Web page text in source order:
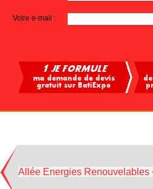
Votre e-mail :
Allée Energies Renouvelables